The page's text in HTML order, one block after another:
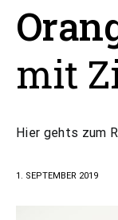
mit
Hier gehts zum
1. SEPTEMBER 2019